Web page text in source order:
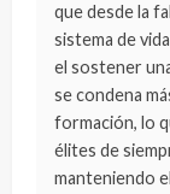
que desde la
sistema de
el sostener
se condena
formación, lo
élites de
manteniendo